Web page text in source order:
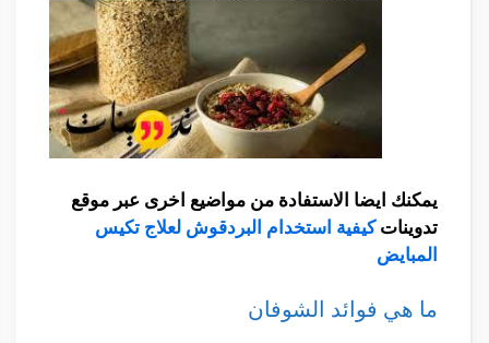
يمكنك ايضا الاستفادة من مواضيع اخرى عبر موقع
تدويناتكيفية استخدام البردقوش لعلاج تكيس
المبايض
ما هي فوائد الشوفان